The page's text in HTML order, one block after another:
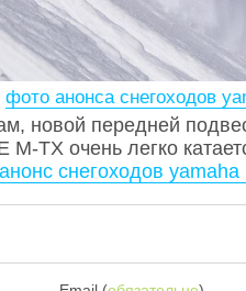
фото анонса снегоходов
новой передней
TX очень легко
анонс снегоходов yamaha